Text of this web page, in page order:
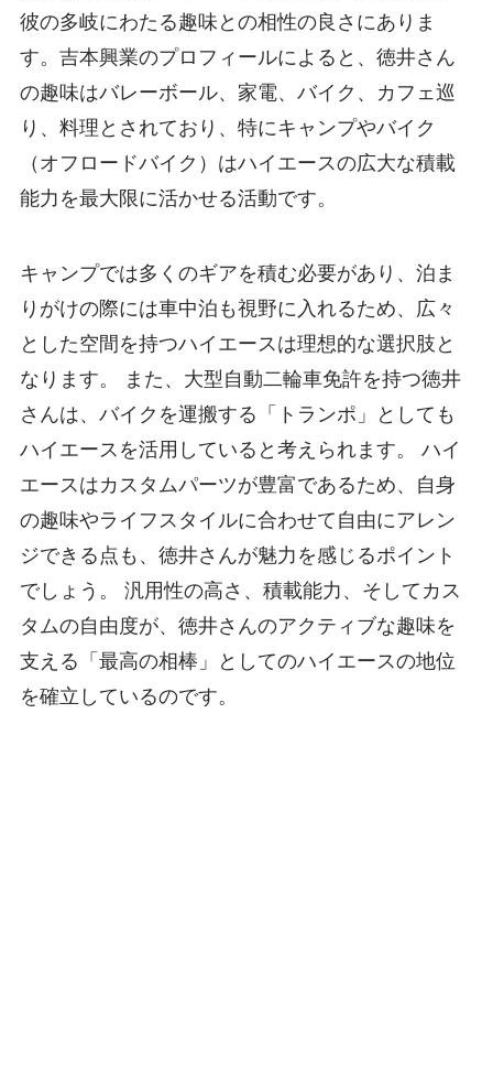
彼の多岐にわたる趣味との相性の良さにありま
す。吉本興業のプロフィールによると、徳井さん
の趣味はバレーボール、家電、バイク、カフェ巡
り、料理とされており、特にキャンプやバイク
（オフロードバイク）はハイエースの広大な積載
能力を最大限に活かせる活動です。
キャンプでは多くのギアを積む必要があり、泊ま
りがけの際には車中泊も視野に入れるため、広々
とした空間を持つハイエースは理想的な選択肢と
なります。 また、大型自動二輪車免許を持つ徳井
さんは、バイクを運搬する「トランポ」としても
ハイエースを活用していると考えられます。 ハイ
エースはカスタムパーツが豊富であるため、自身
の趣味やライフスタイルに合わせて自由にアレン
ジできる点も、徳井さんが魅力を感じるポイント
でしょう。 汎用性の高さ、積載能力、そしてカス
タムの自由度が、徳井さんのアクティブな趣味を
支える「最高の相棒」としてのハイエースの地位
を確立しているのです。